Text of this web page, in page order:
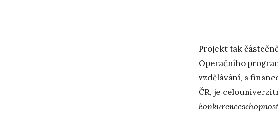
Projekt tak
Operačního
vzdělávání, a
ČR, je